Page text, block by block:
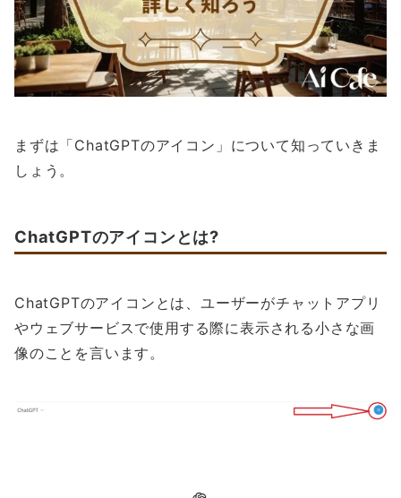
まずは「ChatGPTのアイコン」について知っていきま
しょう。
ChatGPTのアイコンとは?
ChatGPTのアイコンとは、ユーザーがチャットアプリ
やウェブサービスで使用する際に表示される小さな画
像のことを言います。